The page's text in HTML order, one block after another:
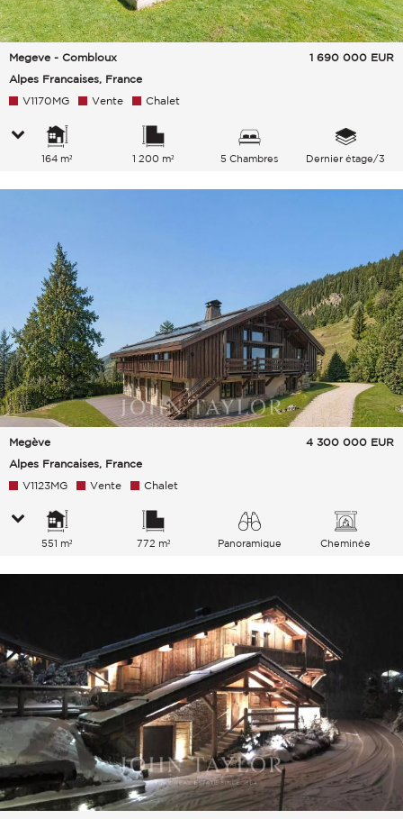
Megeve - Combloux
Alpes Francaises, France
1 690 000 EUR
V1170MG Vente Chalet
164 m² 1 200 m² 5 Chambres Dernier étage/3
Megève
Alpes Francaises, France
4 300 000 EUR
V1123MG Vente Chalet
551 m² 772 m²
Panoramique
Cheminée